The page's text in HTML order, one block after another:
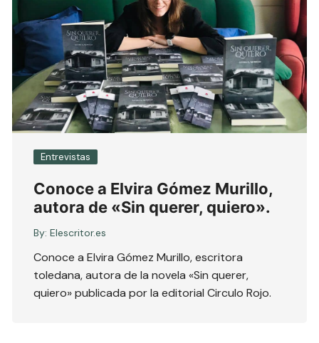
Entrevistas
Conoce a Elvira Gómez Murillo,
autora de «Sin querer, quiero».
By: Elescritor.es
Conoce a Elvira Gómez Murillo, escritora
toledana, autora de la novela «Sin querer,
quiero» publicada por la editorial Circulo Rojo.